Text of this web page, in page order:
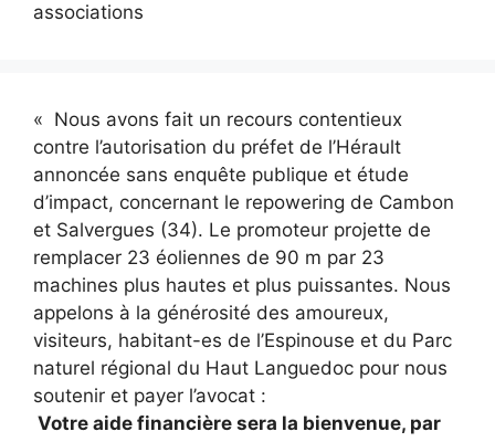
associations
« Nous avons fait un recours contentieux
contre l’autorisation du préfet de l’Hérault
annoncée sans enquête publique et étude
d’impact, concernant le repowering de Cambon
et Salvergues (34). Le promoteur projette de
remplacer 23 éoliennes de 90 m par 23
machines plus hautes et plus puissantes. Nous
appelons à la générosité des amoureux,
visiteurs, habitant-es de l’Espinouse et du Parc
naturel régional du Haut Languedoc pour nous
soutenir et payer l’avocat :
Votre aide financière sera la bienvenue, par